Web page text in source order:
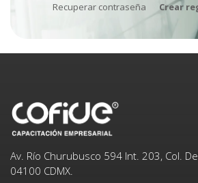
Recuperar contraseña Crear
Av. Río Churubusco 594 Int. 203, Col.
04100 CDMX.